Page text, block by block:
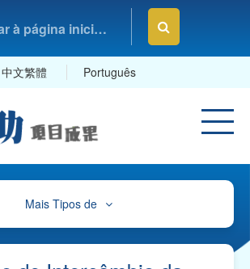
Voltar à página inicial da Fundação Macau
中文繁體 Português
Mais Tipos de
e Lazer